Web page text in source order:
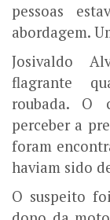
pessoas
abordagem.
Josivaldo
flagrante
roubada. O
perceber a
foram
haviam sido
O suspeito